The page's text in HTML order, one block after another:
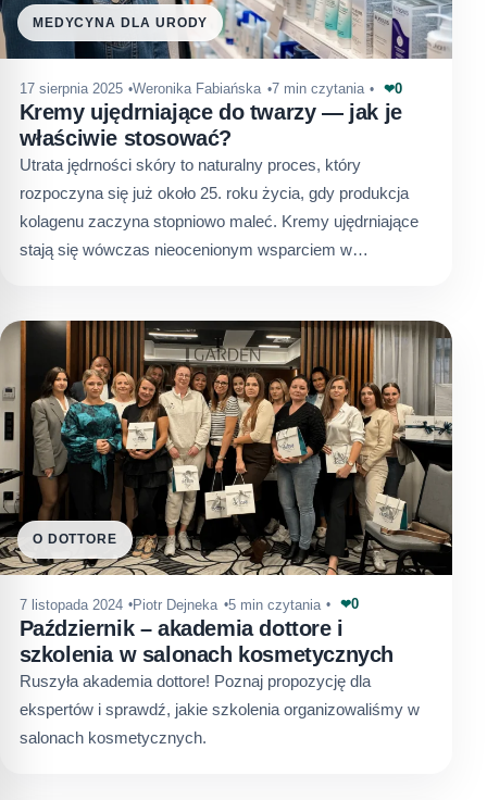
MEDYCYNA DLA URODY
17 sierpnia 2025 Weronika Fabiańska 7 min czytania ❤0
Kremy ujędrniające do twarzy — jak je
właściwie stosować?
Utrata jędrności skóry to naturalny proces, który
rozpoczyna się już około 25. roku życia, gdy produkcja
kolagenu zaczyna stopniowo maleć. Kremy ujędrniające
stają się wówczas nieocenionym wsparciem w…
O DOTTORE
7 listopada 2024 Piotr Dejneka 5 min czytania ❤0
Październik – akademia dottore i
szkolenia w salonach kosmetycznych
Ruszyła akademia dottore! Poznaj propozycję dla
ekspertów i sprawdź, jakie szkolenia organizowaliśmy w
salonach kosmetycznych.